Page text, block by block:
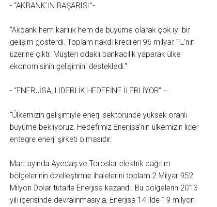
- “AKBANK’IN BAŞARISI”-
“Akbank hem karlılık hem de büyüme olarak çok iyi bir
gelişim gösterdi. Toplam nakdi kredileri 96 milyar TL’nin
üzerine çıktı. Müşteri odaklı bankacılık yaparak ülke
ekonomisinin gelişimini destekledi.”
- “ENERJİSA, LİDERLİK HEDEFİNE İLERLİYOR” –
“Ülkemizin gelişimiyle enerji sektöründe yüksek oranlı
büyüme bekliyoruz. Hedefimiz Enerjisa’nın ülkemizin lider
entegre enerji şirketi olmasıdır.
Mart ayında Ayedaş ve Toroslar elektrik dağıtım
bölgelerinin özelleştirme ihalelerini toplam 2 Milyar 952
Milyon Dolar tutarla Enerjisa kazandı. Bu bölgelerin 2013
yılı içerisinde devralınmasıyla, Enerjisa 14 ilde 19 milyon